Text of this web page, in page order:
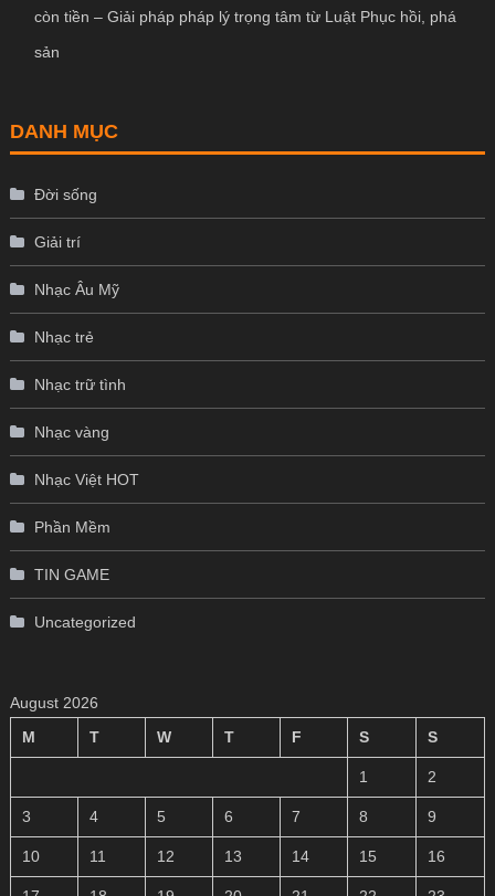
còn tiền – Giải pháp pháp lý trọng tâm từ Luật Phục hồi, phá
sản
DANH MỤC
Đời sống
Giải trí
Nhạc Âu Mỹ
Nhạc trẻ
Nhạc trữ tình
Nhạc vàng
Nhạc Việt HOT
Phần Mềm
TIN GAME
Uncategorized
August 2026
M
T W T F S S
1 2
3 4 5 6 7 8 9
10 11 12 13 14 15 16